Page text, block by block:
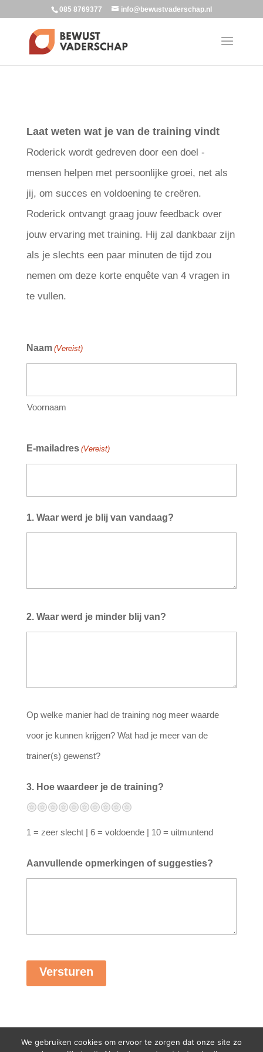
085 8769377 info@bewustvaderschap.nl
Laat weten wat je van de training vindt
Roderick wordt gedreven door een doel -
mensen helpen met persoonlijke groei, net als
jij, om succes en voldoening te creëren.
Roderick ontvangt graag jouw feedback over
jouw ervaring met training. Hij zal dankbaar zijn
als je slechts een paar minuten de tijd zou
nemen om deze korte enquête van 4 vragen in
te vullen.
Naam (Vereist)
Voornaam
E-mailadres (Vereist)
1. Waar werd je blij van vandaag?
2. Waar werd je minder blij van?
Op welke manier had de training nog meer waarde
voor je kunnen krijgen? Wat had je meer van de
trainer(s) gewenst?
3. Hoe waardeer je de training?
Zeer goed
Goed
Ruim voldoende
Voldoende
Onvoldoende
Ruim onvoldoende
Zwak
Slecht
Zeer slecht
1 = zeer slecht | 6 = voldoende | 10 = uitmuntend
Aanvullende opmerkingen of suggesties?
We gebruiken cookies om ervoor te zorgen dat onze site zo